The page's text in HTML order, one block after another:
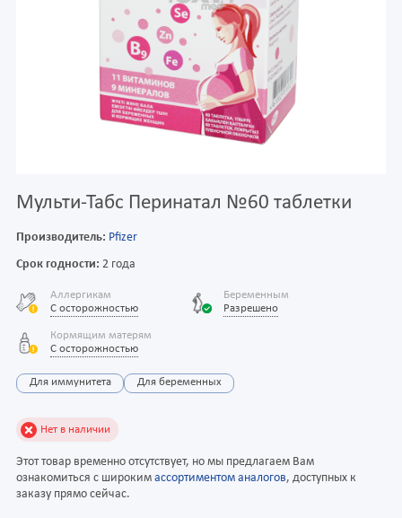
Мульти-Табс Перинатал №60 таблетки
Производитель: Pfizer
Срок годности: 2 года
Аллергикам
С осторожностью
Беременным
Разрешено
Кормящим матерям
С осторожностью
Для иммунитета Для беременных
Нет в наличии
Этот товар временно отсутствует, но мы предлагаем Вам
ознакомиться с широким ассортиментом аналогов, доступных к
заказу прямо сейчас.